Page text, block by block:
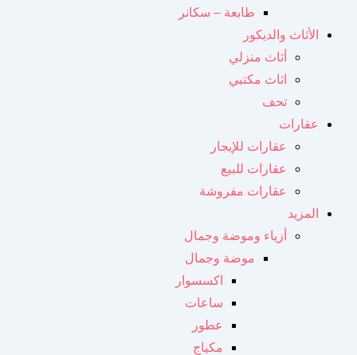
طابعة – سكانر
الأثاث والديكور
أثاث منزلي
اثاث مكتبي
تحف
عقارات
عقارات للإيجار
عقارات للبيع
عقارات مفروشة
المزيد
أزياء وموضة وجمال
موضة وجمال
اكسسوار
ساعات
عطور
مكياج